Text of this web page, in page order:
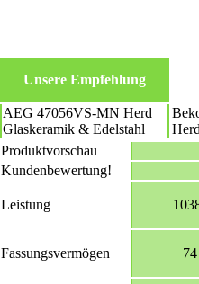
Unsere Empfehlung
AEG 47056VS-MN Herd
Glaskeramik & Edelstahl
Herd
Produktvorschau
Kundenbewertung!
Leistung
Fassungsvermögen